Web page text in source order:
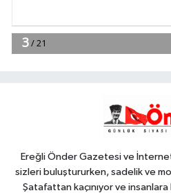
12:14
Karadeniz'
Ereğli Önder Gazetesi ve
sizleri buluştururken, sadelik ve
Şatafattan kaçınıyor ve